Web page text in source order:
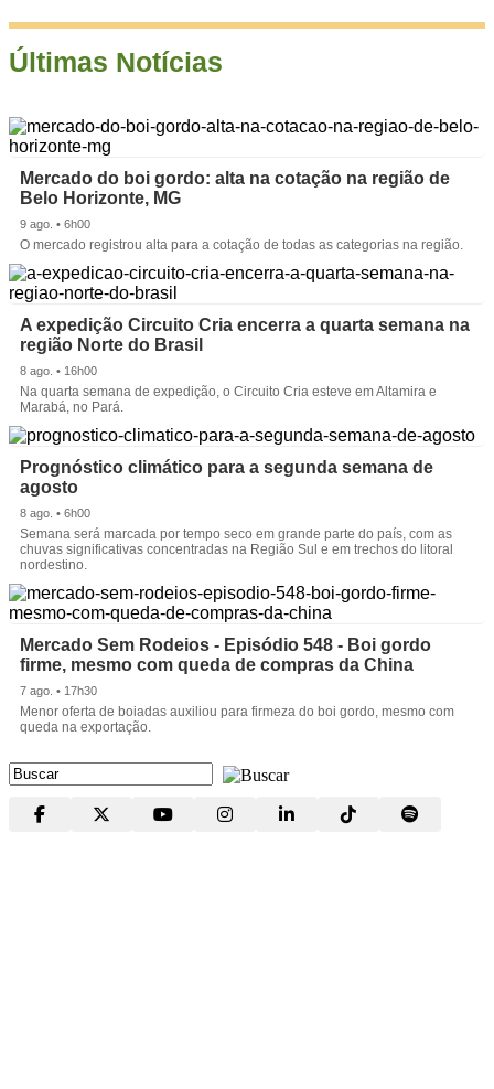
Últimas Notícias
Mercado do boi gordo: alta na cotação na região de
Belo Horizonte, MG
9 ago. • 6h00
O mercado registrou alta para a cotação de todas as categorias na região.
A expedição Circuito Cria encerra a quarta semana na
região Norte do Brasil
8 ago. • 16h00
Na quarta semana de expedição, o Circuito Cria esteve em Altamira e
Marabá, no Pará.
Prognóstico climático para a segunda semana de
agosto
8 ago. • 6h00
Semana será marcada por tempo seco em grande parte do país, com as
chuvas significativas concentradas na Região Sul e em trechos do litoral
nordestino.
Mercado Sem Rodeios - Episódio 548 - Boi gordo
firme, mesmo com queda de compras da China
7 ago. • 17h30
Menor oferta de boiadas auxiliou para firmeza do boi gordo, mesmo com
queda na exportação.